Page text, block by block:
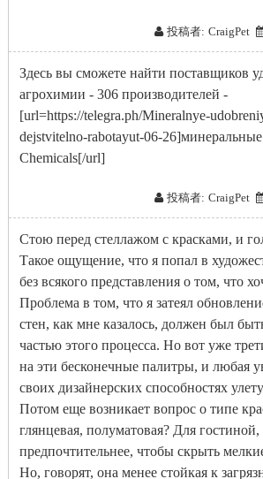
投稿者: CraigPet
Здесь вы сможете найти поставщиков
агрохимии - 306 производителей -
[url=https://telegra.ph/Mineralnye-
dejstvitelno-rabotayut-06-
Chemicals[/url]
投稿者: CraigPet
Стою перед стеллажом с красками, и
Такое ощущение, что я попал в
без всякого представления о том, что
Проблема в том, что я затеял
стен, как мне казалось, должен был
частью этого процесса. Но вот уже
на эти бесконечные палитры, и любая
своих дизайнерских способностях
Потом еще возникает вопрос о типе
глянцевая, полуматовая? Для
предпочтительнее, чтобы скрыть
Но, говорят, она менее стойкая к